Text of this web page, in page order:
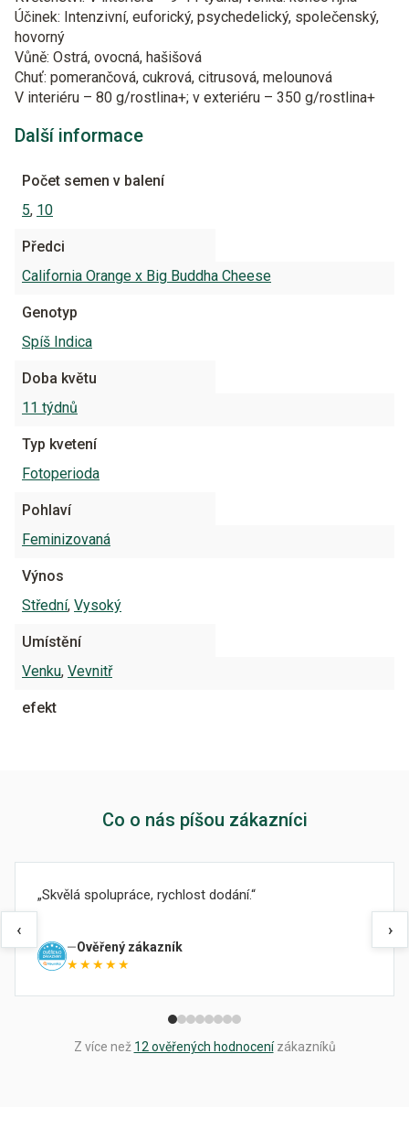
Účinek: Intenzivní, euforický, psychedelický, společenský,
hovorný
Vůně: Ostrá, ovocná, hašišová
Chuť: pomerančová, cukrová, citrusová, melounová
V interiéru – 80 g/rostlina+; v exteriéru – 350 g/rostlina+
Další informace
Počet semen v balení
5, 10
Předci
California Orange x Big Buddha Cheese
Genotyp
Spíš Indica
Doba květu
11 týdnů
Typ kvetení
Fotoperioda
Pohlaví
Feminizovaná
Výnos
Střední, Vysoký
Umístění
Venku, Vevnitř
efekt
Co o nás píšou zákazníci
‹
Skvělá spolupráce, rychlost dodání.
Ověřený zákazník
★★★★★
›
Z více než 12 ověřených hodnocenízákazníků